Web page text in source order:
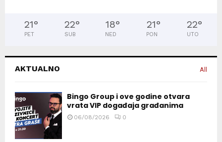
21°
PET
22°
SUB
18°
NED
21°
PON
22°
UTO
AKTUALNO All
Bingo Group i ove godine otvara
vrata VIP događaja građanima
06/08/2026 0